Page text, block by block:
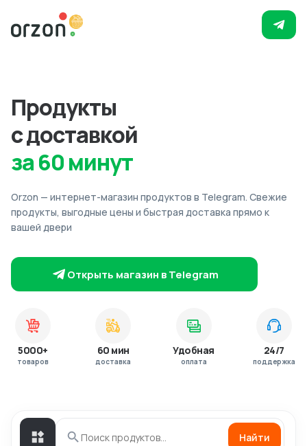
Продукты
с доставкой
за 60 минут
Orzon — интернет-магазин продуктов в Telegram. Свежие
продукты, выгодные цены и быстрая доставка прямо к
вашей двери
Открыть магазин в Telegram
5000+
товаров
60 мин
доставка
Удобная
оплата
24/7
поддержка
Найти